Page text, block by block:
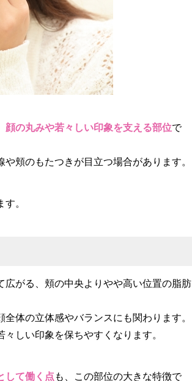
の丸みや若々しい印象を支える部位で
頬のもたつきが目立つ場合があります。
。
がる、頬の中央よりやや高い位置の脂肪
体の立体感やバランスにも関わります。
しい印象を保ちやすくなります。
して働く点 も、この部位の大きな特徴で